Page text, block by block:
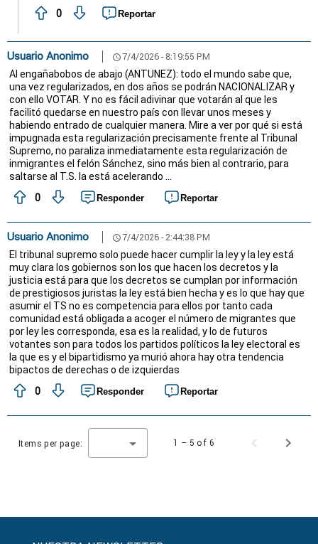
0
Reportar
Usuario Anonimo schedule 7/4/2026 - 8:19:55 PM
Al engañabobos de abajo (ANTUNEZ): todo el mundo sabe que,
una vez regularizados, en dos años se podrán NACIONALIZAR y
con ello VOTAR. Y no es fácil adivinar que votarán al que les
facilitó quedarse en nuestro país con llevar unos meses y
habiendo entrado de cualquier manera. Mire a ver por qué si está
impugnada esta regularización precisamente frente al Tribunal
Supremo, no paraliza inmediatamente esta regularización de
inmigrantes el felón Sánchez, sino más bien al contrario, para
saltarse al T.S. la está acelerando ...
0
Responder Reportar
Usuario Anonimo schedule 7/4/2026 - 2:44:38 PM
El tribunal supremo solo puede hacer cumplir la ley y la ley está
muy clara los gobiernos son los que hacen los decretos y la
justicia está para que los decretos se cumplan por información
de prestigiosos juristas la ley está bien hecha y es lo que hay que
asumir el TS no es competencia para ellos por tanto cada
comunidad está obligada a acoger el número de migrantes que
por ley les corresponda, esa es la realidad, y lo de futuros
votantes son para todos los partidos políticos la ley electoral es
la que es y el bipartidismo ya murió ahora hay otra tendencia
bipactos de derechas o de izquierdas
0
Responder Reportar
Items per page: 1 – 5 of 6